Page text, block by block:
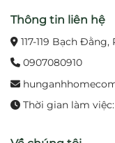
Thông tin liên hệ
117-119 Bạch Đằng,
0907080910
Thời gian làm việc: